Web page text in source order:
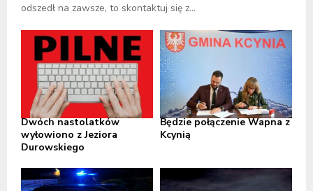
odszedł na zawsze, to skontaktuj się z...
Dwóch nastolatków
wyłowiono z Jeziora
Durowskiego
Będzie połączenie Wapna z
Kcynią